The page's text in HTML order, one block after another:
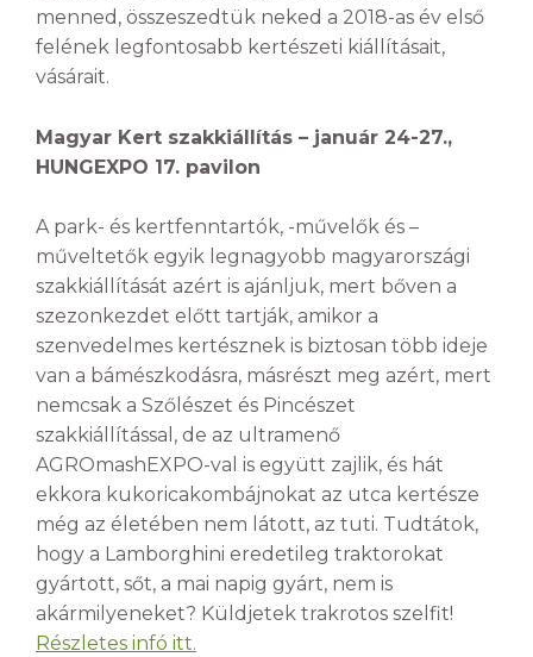
menned, összeszedtük neked a 2018-as év első
felének legfontosabb kertészeti kiállításait,
vásárait.
Magyar Kert szakkiállítás – január 24-27.,
HUNGEXPO 17. pavilon
A park- és kertfenntartók, -művelők és –
műveltetők egyik legnagyobb magyarországi
szakkiállítását azért is ajánljuk, mert bőven a
szezonkezdet előtt tartják, amikor a
szenvedelmes kertésznek is biztosan több ideje
van a bámészkodásra, másrészt meg azért, mert
nemcsak a Szőlészet és Pincészet
szakkiállítással, de az ultramenő
AGROmashEXPO-val is együtt zajlik, és hát
ekkora kukoricakombájnokat az utca kertésze
még az életében nem látott, az tuti. Tudtátok,
hogy a Lamborghini eredetileg traktorokat
gyártott, sőt, a mai napig gyárt, nem is
akármilyeneket? Küldjetek trakrotos szelfit!
Részletes infó itt.